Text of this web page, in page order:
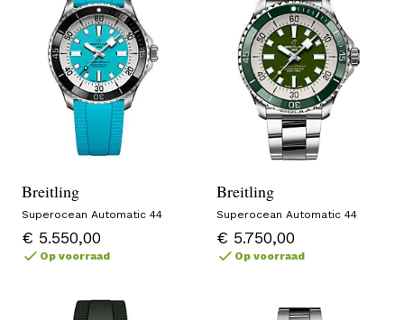
Breitling
Superocean Automatic 44
€ 5.550,00
Op voorraad
Breitling
Superocean Automatic 44
€ 5.750,00
Op voorraad